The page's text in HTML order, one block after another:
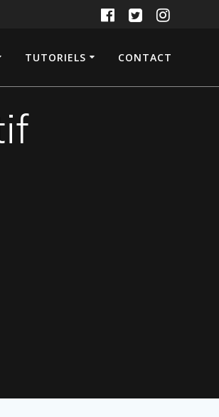
TUTORIELS CONTACT